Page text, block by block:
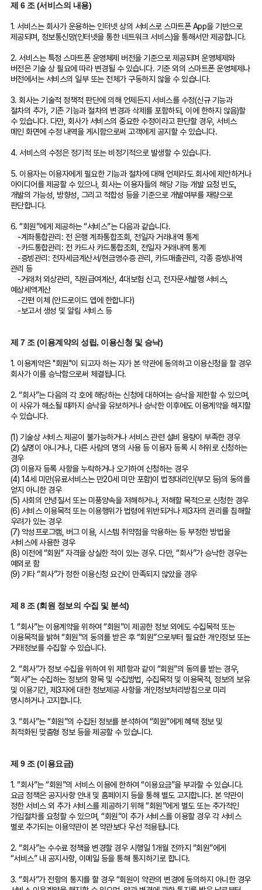
제 6 조 (서비스의 내용)
1. 서비스는 회사가 운용하는 인터넷 상의 서비스로 스마트폰 App을 기반으로
제공되며, 정보통신망(인터넷을 통한 네트워크 서비스)을 통해서만 제공합니다.
2. 서비스는 특정 스마트폰 운영체제 버전을 기준으로 제공되며 운영체제와
버전은 기술 상 필요에 따라 변경될 수 있습니다. 기준 외의 스마트폰 운영체제나
버전에서는 서비스의 일부 또는 전체가 구동하지 않을 수 있습니다.
3. 회사는 기술적 정책적 판단에 의해 언제든지 서비스를 수정(신규 기능과
절차의 추가, 기존 기능과 절차의 변경과 삭제를 포함하되, 이에 한하지 않음)할
수 있습니다. 다만, 회사가 서비스의 중요한 수정이라고 판단할 경우, 서비스
메인 화면에 수정 내역을 게시함으로써 고객에게 공지할 수 있습니다.
4. 서비스의 수정은 정기적 또는 비정기적으로 발생할 수 있습니다.
5. 이용자는 이용자에게 필요한 기능과 절차에 대해 언제라도 회사에 제안하거나
아이디어를 제공할 수 있으나, 회사는 이용자들의 해당 기능 개발 요청 빈도,
개발의 가능성, 방향성, 그리고 적합성 등을 기준으로 개발여부를 재량으로
판단합니다.
6. “회원”에게 제공하는 “서비스”는 다음과 같습니다.
-계좌통합관리: 전 은행 계좌통합조회, 전일자 거래내역 통계
-카드통합관리: 전 카드사 카드통합조회, 전일자 거래내역 통계
-증빙관리: 전자세금계산서/현금영수증 관리, 카드매출관리, 각종 증빙내역
관리 등
-거래처 외상관리, 직원급여계산, 4대보험 신고, 전자문서발행 서비스,
예상세액계산
-간편 이체 (안드로이드 앱에 한합니다)
-보고서 생성 및 알림 서비스 등
제 7 조 (이용계약의 성립, 이용신청 및 승낙)
1. 이용계약은 "회원"이 되고자 하는 자가 본 약관에 동의하고 이용신청을 할 경우
회사가 이를 승낙함으로써 체결됩니다.
2. “회사”는 다음의 각 호에 해당하는 신청에 대하여는 승낙을 제한할 수 있으며,
이 사유가 해소될 때까지 승낙을 유보하거나 승낙한 이후에도 이용계약을 해지할
수 있습니다.
(1) 기술상 서비스 제공이 불가능하거나 서비스 관련 설비 용량이 부족한 경우
(2) 실명이 아니거나, 다른 사람의 명의 사용 등 이용자 등록 시 허위로 신청하는
경우
(3) 이용자 등록 사항을 누락하거나 오기하여 신청하는 경우
(4) 14세 미만(유료서비스는 만20세 미만 포함)이 법정대리인(부모 등)의 동의를
얻지 아니한 경우
(5) 사회의 안녕질서 또는 미풍양속을 저해하거나, 저해할 목적으로 신청한 경우
(6) 서비스 이용목적 또는 이용행위가 법령에 위반되거나 제3자의 권리를 침해할
우려가 있는 경우
(7) 악성프로그램, 버그 이용, 시스템 취약점을 악용하는 등 부정한 방법을
서비스에 사용한 경우
(8) 이전에 “회원” 자격을 상실한 적이 있는 경우. 다만, “회사”가 승낙한 경우는
예외로 함
(9) 기타 “회사”가 정한 이용신청 요건이 만족되지 않았을 경우
제 8 조 (회원 정보의 수집 및 분석)
1. “회사”는 이용계약을 위하여 “회원”이 제공한 정보 외에도 수집목적 또는
이용목적을 밝혀 “회원”의 동의를 받은 후 “회원”으로부터 필요한 개인정보 또는
거래정보를 수집할 수 있습니다.
2. “회사”가 정보 수집을 위하여 위 제1항과 같이 “회원”의 동의를 받는 경우,
“회사”는 수집하는 정보의 항목 및 수집방법, 수집목적 및 이용목적, 정보의 보유
및 이용기간, 제3자에 대한 정보제공 사항을 개인정보처리방침으로 미리
명시하거나 고지합니다.
3. “회사”는 “회원”의 수집된 정보를 분석하여 “회원”에게 혜택 정보 및
최적화된 맞춤형 정보 등을 제공할 수 있습니다.
제 9 조 (이용요금)
1. “회사”는 “회원”의 서비스 이용에 한하여 “이용요금”을 부과할 수 있습니다.
요금 정책은 공지사항 안내 및 홈페이지 등을 통해 별도 고지합니다. 본 약관이
정한 서비스 외 추가 서비스를 제공하기 위해 “회원”에게 별도 또는 추가적인
가입절차를 요청할 수 있으며, “회원”이 추가 서비스를 이용할 경우 각 서비스
별로 추가되는 이용약관이 본 약관보다 우선 적용됩니다.
2. “회사”는 수수료 정책을 변경할 경우 시행일 1개월 전까지 “회원”에게
“서비스” 내 공지사항, 이메일 등을 통해 통지하기로 합니다.
3. “회사”가 전항의 통지를 할 경우 “회원이 약관의 변경에 동의하지 아니한 경우